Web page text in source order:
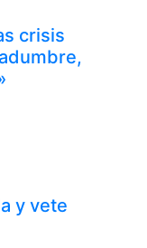
crisis
y vete